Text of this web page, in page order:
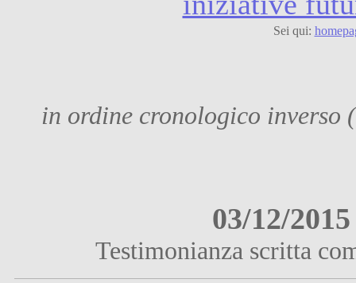
Sei qui:
in ordine cronologico inverso
03/12/2015
Testimonianza scritta